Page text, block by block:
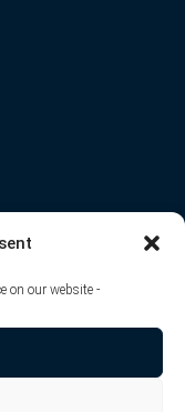
on our website -